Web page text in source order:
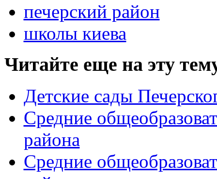
печерский район
школы киева
Читайте еще на эту
Детские сады
Средние
района
Средние